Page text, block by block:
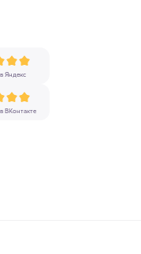
Яндекс
ВКонтакте